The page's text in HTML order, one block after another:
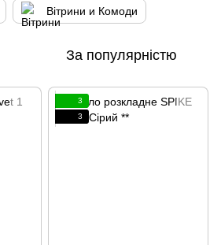
Вітрини и Комоди
За популярністю
3
3